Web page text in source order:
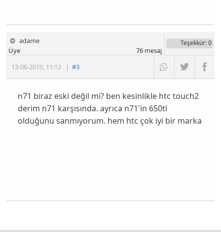
adame
13-06-2010, 11:12 |#3
Üye
Teşekkür: 0
76mesaj
n71 biraz eski değil mi? ben kesinlikle htc touch2
derim n71 karşısında. ayrıca n71'in 650tl
olduğunu sanmıyorum. hem htc çok iyi bir marka